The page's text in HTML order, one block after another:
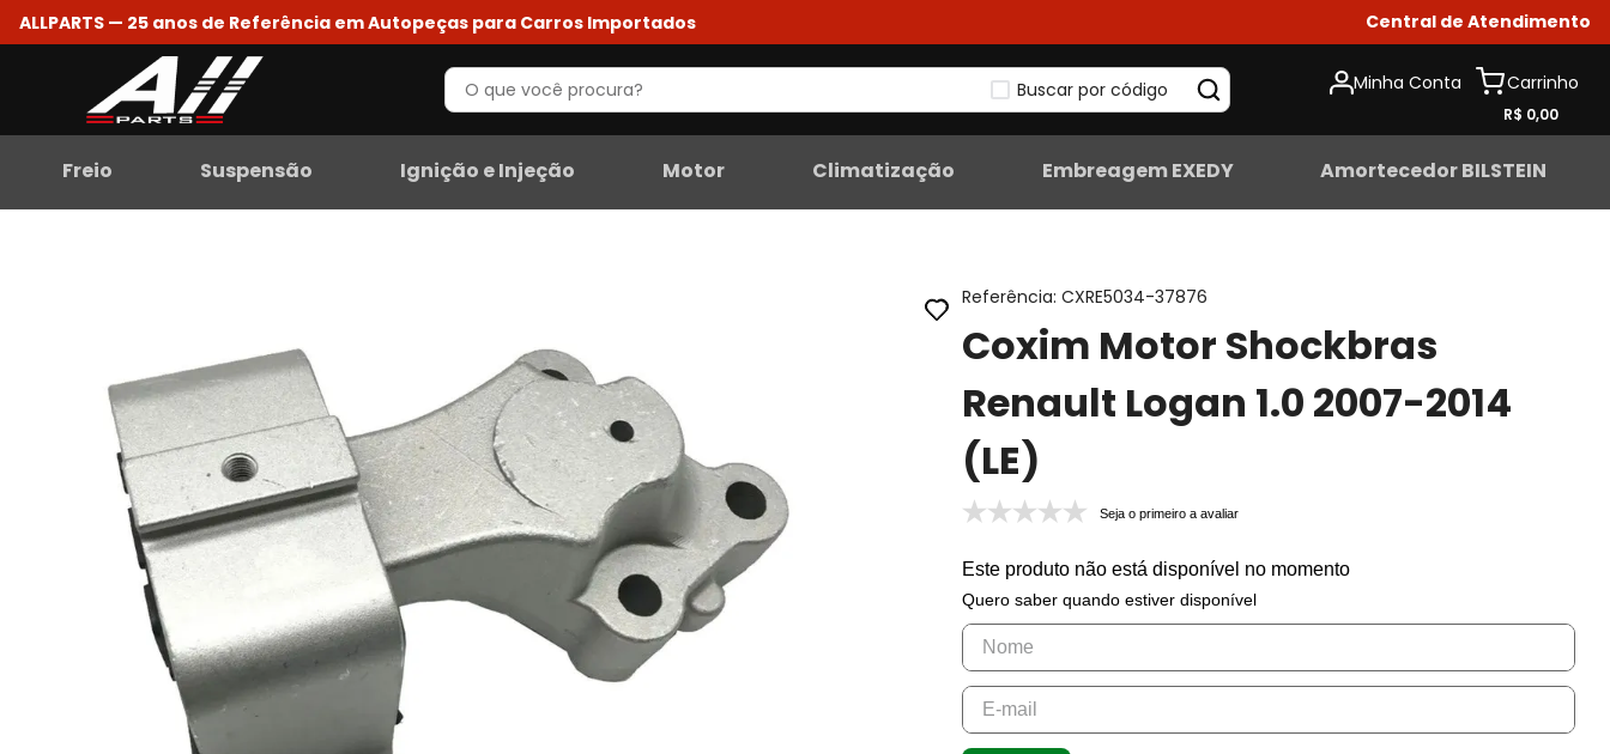
ALLPARTS — 25 anos de Referência em Autopeças para Carros Importados Central de Atendimento
Buscar por código Minha Conta
R$ 0,00
Freio Suspensão Ignição e Injeção Motor Climatização Embreagem EXEDY Amortecedor BILSTEIN
Referência:CXRE5034-37876
Coxim Motor Shockbras
Renault Logan 1.0 2007-2014
(LE)
Seja o primeiro a avaliar
Este produto não está disponível no momento
Quero saber quando estiver disponível